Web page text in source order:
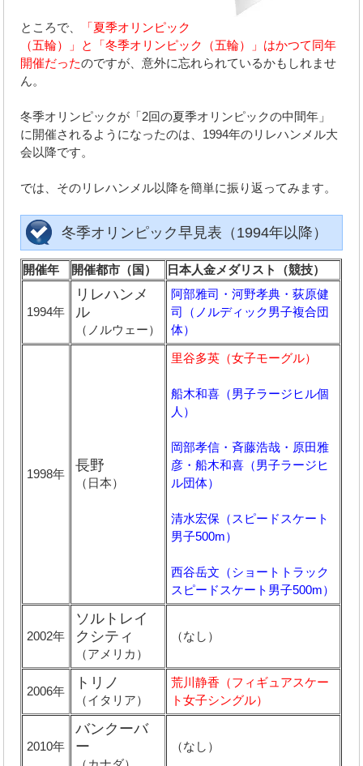
ところで、
「夏季オリンピック
（五輪）」と「冬季オリンピック（五輪）」はかつて同年
開催だったのですが、意外に忘れられているかもしれませ
ん。
冬季オリンピックが「2回の夏季オリンピックの中間年」
に開催されるようになったのは、1994年のリレハンメル大
会以降です。
では、そのリレハンメル以降を簡単に振り返ってみます。
冬季オリンピック早見表（1994年以降）
開催年 開催都市（国） 日本人金メダリスト（競技）
1994年
リレハンメ
ル
（ノルウェー）
阿部雅司・河野孝典・荻原健
司（ノルディック男子複合団
体）
1998年
長野
（日本）
里谷多英（女子モーグル）
船木和喜（男子ラージヒル個
人）
岡部孝信・斉藤浩哉・原田雅
彦・船木和喜（男子ラージヒ
ル団体）
清水宏保（スピードスケート
男子500m）
西谷岳文（ショートトラック
スピードスケート男子500m）
2002年
ソルトレイ
クシティ
（アメリカ）
（なし）
2006年
トリノ
（イタリア）
荒川静香（フィギュアスケー
ト女子シングル）
2010年
バンクーバ
ー
（なし）